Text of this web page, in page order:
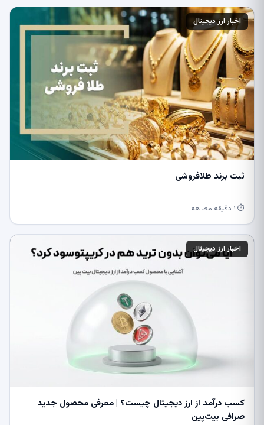
اخبار ارز دیجیتال
ثبت برند طلافروشی
⏱ ۱ دقیقه مطالعه
اخبار ارز دیجیتال
کسب درآمد از ارز دیجیتال چیست؟ | معرفی محصول جدید
صرافی بیت‌پین